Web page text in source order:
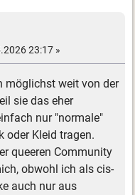
23:17 »
möglichst weit von der
sie das eher
nur "normale"
oder Kleid tragen.
queeren Community
obwohl ich als cis-
auch nur aus